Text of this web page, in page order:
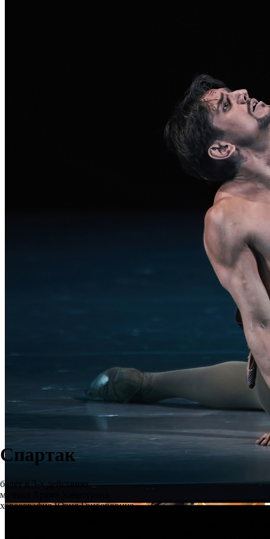
Спартак
балет в 3-х действиях
музыка Арама Хачатуряна
хореография Юрия Григоровича